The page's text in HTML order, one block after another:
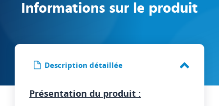
Informations sur le produit
Description détaillée
Présentation du produit :